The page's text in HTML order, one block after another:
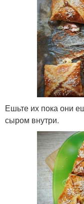
Ешьте их пока они
сыром внутри.